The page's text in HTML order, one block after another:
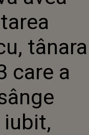
TÂNARA ÎN VÂRSTĂ DE
23 CARE A FOST UCISĂ
CU SÂNGE RECE DE
FOSTUL IUBIT, ROBERT
LUPUtânara
care a